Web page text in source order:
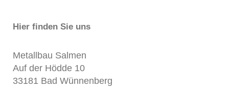
Hier finden Sie uns
Metallbau Salmen
Auf der Hödde 10
33181 Bad Wünnenberg